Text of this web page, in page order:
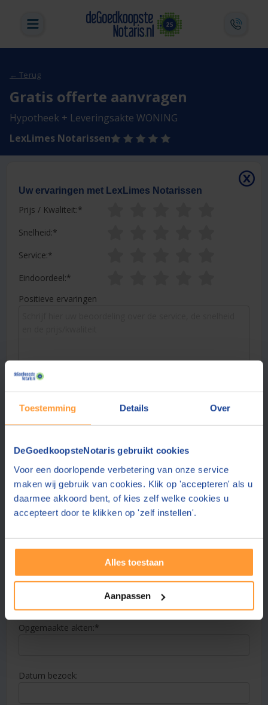
Toestemming Details Over
DeGoedkoopsteNotaris gebruikt cookies
Voor een doorlopende verbetering van onze service
maken wij gebruik van cookies. Klik op 'accepteren' als u
daarmee akkoord bent, of kies zelf welke cookies u
accepteert door te klikken op 'zelf instellen'.
Alles toestaan
Aanpassen
← Terug
Gratis offerte aanvragen
Hypotheek + Leveringsakte WONING
LexLimes Notarissen
Uw ervaringen met LexLimes Notarissen
Prijs / Kwaliteit:
Snelheid:
Service:
Eindoordeel:
Positieve ervaringen
Naam:
E-mailadres:
Opgemaakte akten:
Datum bezoek: